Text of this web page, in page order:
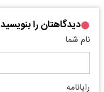
دیدگاهتان را بنویسید
نام شما
رایانامه